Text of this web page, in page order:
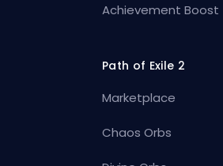
Achievement Boost
Path of Exile 2
Marketplace
Chaos Orbs